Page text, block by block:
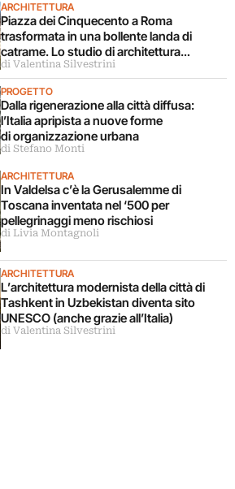
ARCHITETTURA
Piazza dei Cinquecento a Roma
trasformata in una bollente landa di
catrame. Lo studio di architettura
disconosce il progetto
di Valentina Silvestrini
PROGETTO
Dalla rigenerazione alla città diffusa:
l’Italia apripista a nuove forme
di organizzazione urbana
di Stefano Monti
ARCHITETTURA
In Valdelsa c’è la Gerusalemme di
Toscana inventata nel ‘500 per
pellegrinaggi meno rischiosi
di Livia Montagnoli
ARCHITETTURA
L’architettura modernista della città di
Tashkent in Uzbekistan diventa sito
UNESCO (anche grazie all’Italia)
di Valentina Silvestrini